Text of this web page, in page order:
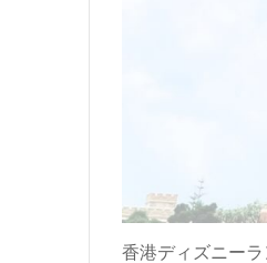
香港ディズニー